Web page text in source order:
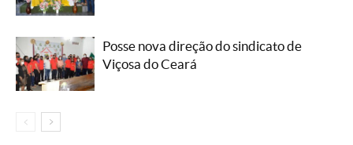
Posse nova direção do sindicato de
Viçosa do Ceará